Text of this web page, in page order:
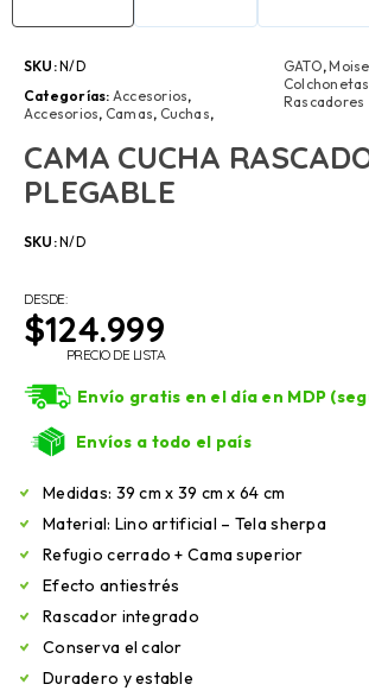
SKU:N/D
Categorías: Accesorios,
Accesorios, Camas, Cuchas,
GATO,
Colchonetas
Rascadores
CAMA CUCHA
PLEGABLE
SKU:N/D
DESDE:
$124.999
PRECIO DE LISTA
Envío gratis en el día en MDP
Envíos a todo el país
Medidas: 39 cm x 39 cm x 64 cm
Material: Lino artificial – Tela sherpa
Refugio cerrado + Cama superior
Efecto antiestrés
Rascador integrado
Conserva el calor
Duradero y estable